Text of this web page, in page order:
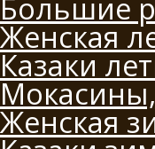
Большие
Женская
Казаки
Женская